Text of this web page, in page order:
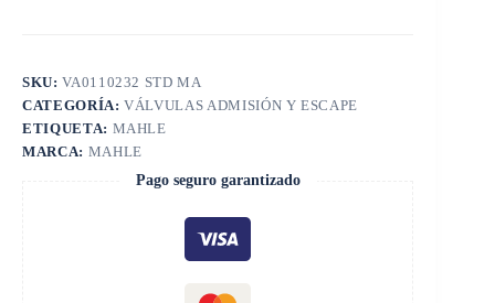
SKU:VA0110232 STD MA
CATEGORÍA:VÁLVULAS ADMISIÓN Y ESCAPE
ETIQUETA: MAHLE
MARCA: MAHLE
Pago seguro garantizado